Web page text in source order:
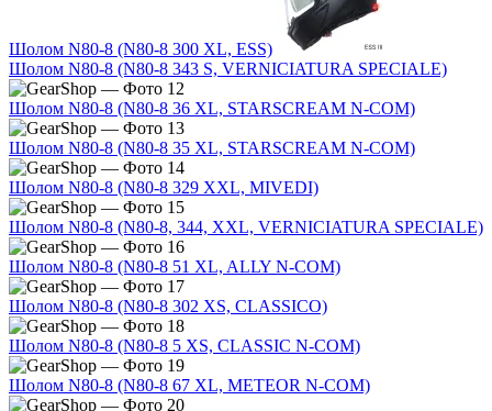
Шолом N80-8 (N80-8 300 XL, ESS)
Шолом N80-8 (N80-8 343 S, VERNICIATURA SPECIALE)
Шолом N80-8 (N80-8 36 XL, STARSCREAM N-COM)
Шолом N80-8 (N80-8 35 XL, STARSCREAM N-COM)
Шолом N80-8 (N80-8 329 XXL, MIVEDI)
Шолом N80-8 (N80-8, 344, XXL, VERNICIATURA SPECIALE)
Шолом N80-8 (N80-8 51 XL, ALLY N-COM)
Шолом N80-8 (N80-8 302 XS, CLASSICO)
Шолом N80-8 (N80-8 5 XS, CLASSIC N-COM)
Шолом N80-8 (N80-8 67 XL, METEOR N-COM)